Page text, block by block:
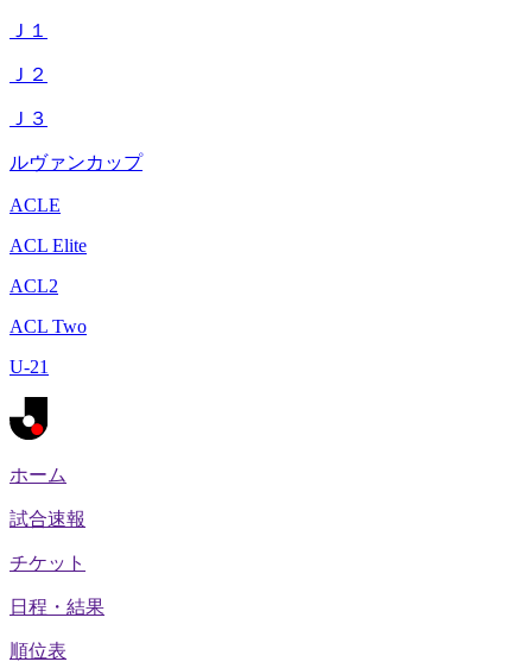
Ｊ１
Ｊ２
Ｊ３
ルヴァンカップ
ACLE
ACL Elite
ACL2
ACL Two
U-21
ホーム
試合速報
チケット
日程・結果
順位表